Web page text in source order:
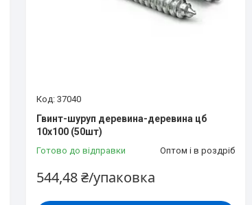
37040
Гвинт-шуруп деревина-деревина цб
10х100 (50шт)
Готово до відправки Оптом і в роздріб
544,48 ₴/упаковка